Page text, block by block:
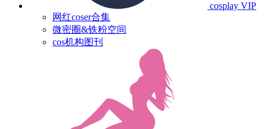
cosplay VIP
网红coser合集
微密圈&铁粉空间
cos机构图刊